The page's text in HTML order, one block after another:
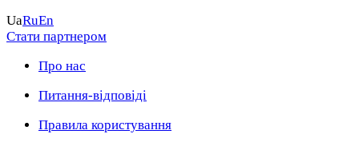
UaRuEn
Стати партнером
Про нас
Питання-відповіді
Правила користування